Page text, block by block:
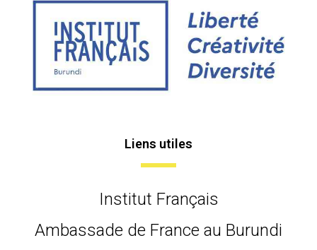
Liens utiles
Institut Français
Ambassade de France au Burundi